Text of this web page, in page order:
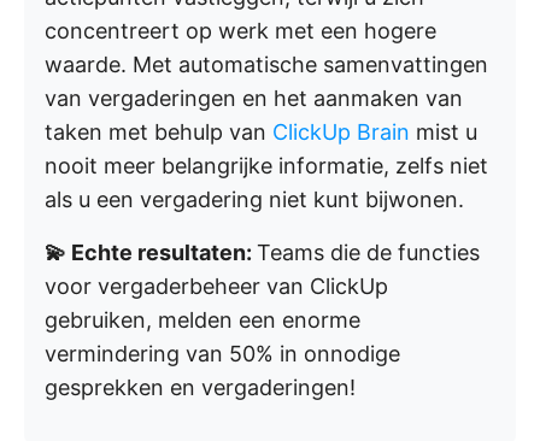
concentreert op werk met een hogere
waarde. Met automatische samenvattingen
van vergaderingen en het aanmaken van
taken met behulp van ClickUp Brain mist u
nooit meer belangrijke informatie, zelfs niet
als u een vergadering niet kunt bijwonen.
💫 Echte resultaten: Teams die de functies
voor vergaderbeheer van ClickUp
gebruiken, melden een enorme
vermindering van 50% in onnodige
gesprekken en vergaderingen!